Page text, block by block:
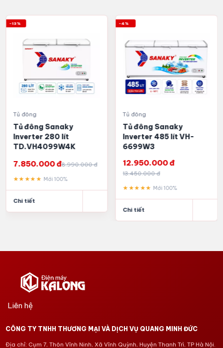
-13%
Tủ đông
Tủ đông Sanaky
Inverter 280 lít
TD.VH4099W4K
8.990.000 đ
7.850.000 đ
★★★★★ Mới 100%
Chi tiết
-4%
Tủ đông
Tủ đông Sanaky
Inverter 485 lít VH-
6699W3
13.450.000 đ
12.950.000 đ
★★★★★ Mới 100%
Chi tiết
Liên hệ
CÔNG TY TNHH THƯƠNG MẠI VÀ DỊCH VỤ QUANG MINH ĐỨC
Địa chỉ: Cụm 7, Thôn Vĩnh Ninh, Xã Vĩnh Quỳnh, Huyện Thanh Trì, TP Hà Nội.